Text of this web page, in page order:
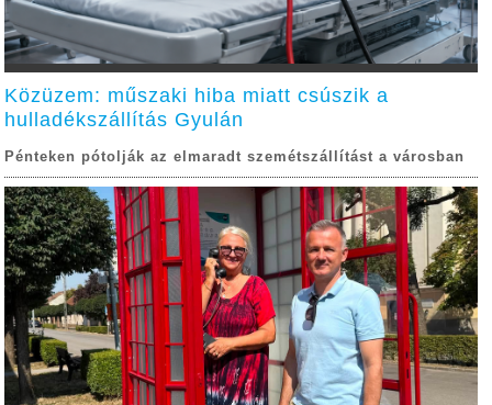
Közüzem: műszaki hiba miatt csúszik a
hulladékszállítás Gyulán
Pénteken pótolják az elmaradt szemétszállítást a városban